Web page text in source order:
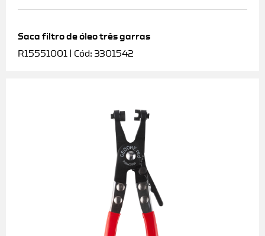
Saca filtro de óleo três garras
R15551001 | Cód: 3301542